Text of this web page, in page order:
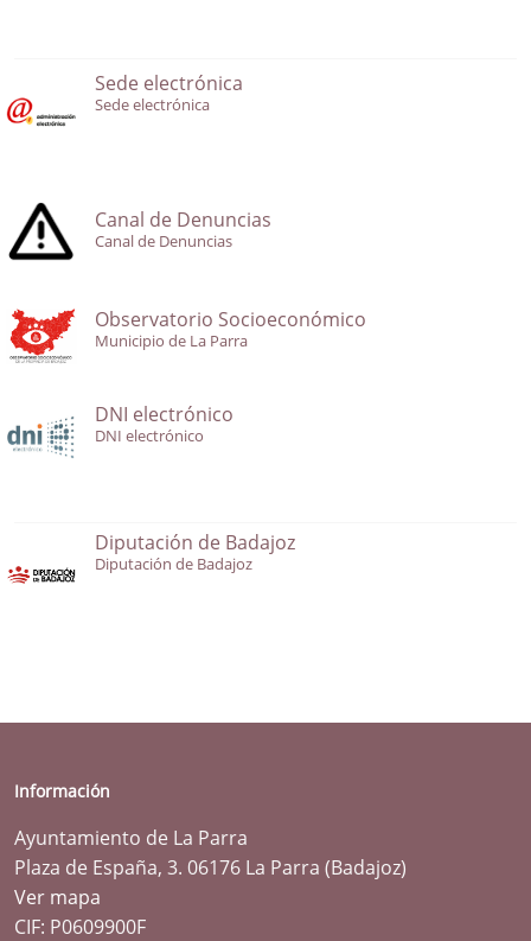
Sede electrónica
Sede electrónica
Canal de Denuncias
Canal de Denuncias
Observatorio Socioeconómico
Municipio de La Parra
DNI electrónico
DNI electrónico
Diputación de Badajoz
Diputación de Badajoz
Información
Ayuntamiento de La Parra
Plaza de España, 3. 06176 La Parra (Badajoz)
Ver mapa
CIF: P0609900F